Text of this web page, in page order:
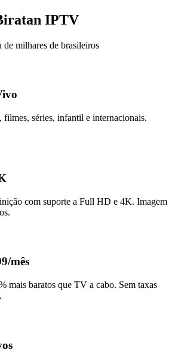
IPTV
de milhares de brasileiros
filmes, séries, infantil e internacionais.
com suporte a Full HD e 4K. Imagem
mês
mais baratos que TV a cabo. Sem taxas